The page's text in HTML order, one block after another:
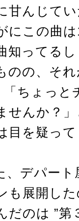
甘んじて
にこの曲
知ってる
のの、そ
ちょっと
せんか？
目を疑っ
、デパー
も展開し
だのは ”第